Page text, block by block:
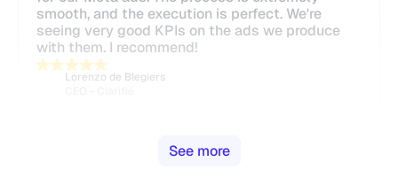
smooth, and the execution is perfect. We're
seeing very good KPIs on the ads we produce
with them. I recommend!
Lorenzo de Blegiers
See more